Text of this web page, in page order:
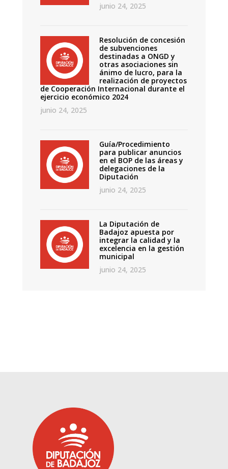
junio 24, 2025
Resolución de concesión
de subvenciones
destinadas a ONGD y
otras asociaciones sin
ánimo de lucro, para la
realización de proyectos
de Cooperación Internacional durante el
ejercicio económico 2024
junio 24, 2025
Guía/Procedimiento
para publicar anuncios
en el BOP de las áreas y
delegaciones de la
Diputación
junio 24, 2025
La Diputación de
Badajoz apuesta por
integrar la calidad y la
excelencia en la gestión
municipal
junio 24, 2025